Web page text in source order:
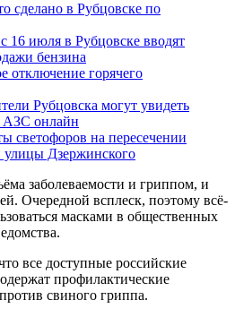
сделано в Рубцовске по
16 июля в Рубцовске вводят
бензина
отключение горячего
Рубцовска могут увидеть
АЗС онлайн
светофоров на пересечении
улицы Дзержинского
заболеваемости и гриппом, и
Очередной всплеск, поэтому всё-
масками в общественных
все доступные российские
профилактические
свиного гриппа.